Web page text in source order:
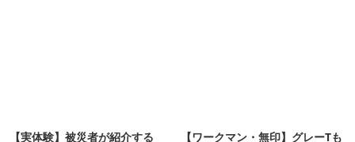
【実体験】被災者が紹介する 【ワークマン・無印】グレーTも